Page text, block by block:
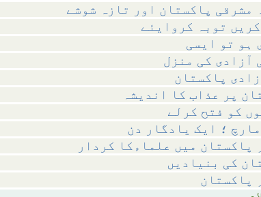
مشرقی پاکستان اور تازہ شوشے
توبہ کروایئے
ہو تو ایسی
آزادی کی منزل
پاکستان
پر عذاب کا اندیشہ
کو فتح کرلے
پاکستان میں علماءکا کردار
کی بنیادیں
پاکستان